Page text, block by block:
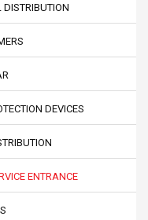
DISTRIBUTION
DEVICES
ENTRANCE